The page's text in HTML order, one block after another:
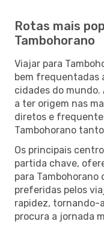
Rotas mais
Tambohorano
Viajar para
bem frequentadas
cidades do mundo.
a ter origem nas
diretos e
Tambohorano
Os principais
partida chave,
para Tambohorano
preferidas pelos
rapidez, tornando-
procura a jornada